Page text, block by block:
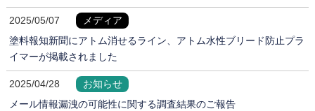
2025/05/07
メディア
塗料報知新聞にアトム消せるライン、アトム水性ブリード防止プラ
イマーが掲載されました
2025/04/28
お知らせ
メール情報漏洩の可能性に関する調査結果のご報告